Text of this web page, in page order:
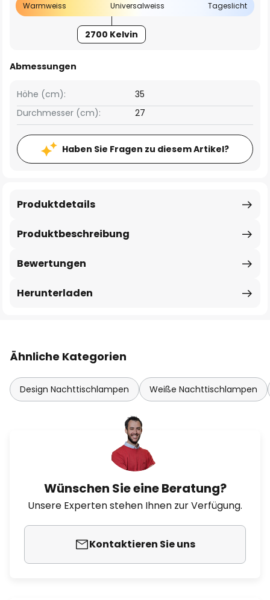
Warmweiss Universalweiss Tageslicht
2700 Kelvin
Abmessungen
Höhe (cm):
35
Durchmesser (cm):
27
Haben Sie Fragen zu diesem Artikel?
Produktbeschreibung
Produktdetails
Bewertungen
Herunterladen
Ähnliche Kategorien
Design Nachttischlampen Weiße Nachttischlampen
Wünschen Sie eine Beratung?
Unsere Experten stehen Ihnen zur Verfügung.
Kontaktieren Sie uns